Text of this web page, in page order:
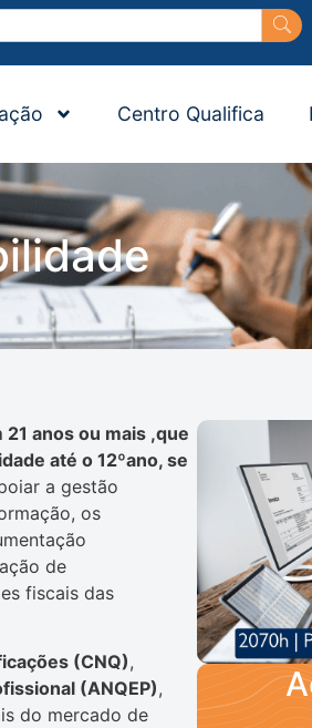
Centro Qualifica
anos ou mais ,que
até o 12ºano, se
a gestão
os
de
fiscais das
(CNQ),
(ANQEP),
do mercado de